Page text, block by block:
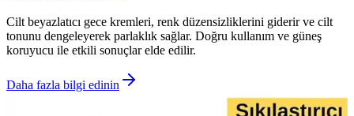
Cilt beyazlatıcı gece kremleri, renk düzensizliklerini giderir ve cilt
tonunu dengeleyerek parlaklık sağlar. Doğru kullanım ve güneş
koruyucu ile etkili sonuçlar elde edilir.
Daha fazla bilgi edinin